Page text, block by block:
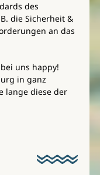
des
die Sicherheit &
an das
uns happy!
in ganz
lange diese der